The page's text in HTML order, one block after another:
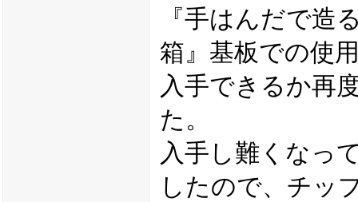
『手はんだで造
箱』基板での使
入手できるか再
た。
入手し難くなっ
したので、チッ